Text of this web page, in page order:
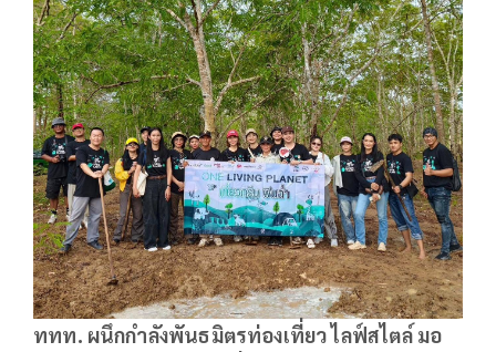
ททท. ผนึกกำลังพันธมิตรท่องเที่ยว ไลฟ์สไตล์ มอ